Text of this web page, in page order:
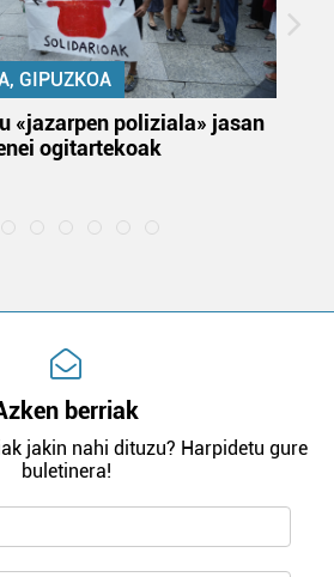
GIPUZKOA
«jazarpen poliziala» jasan
ogitartekoak
berriak
jakin nahi dituzu? Harpidetu gure
buletinera!